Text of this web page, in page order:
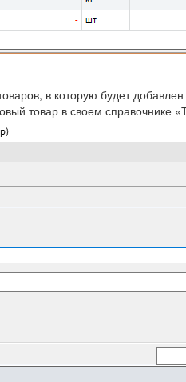
в которую будет
товар в своем справочнике